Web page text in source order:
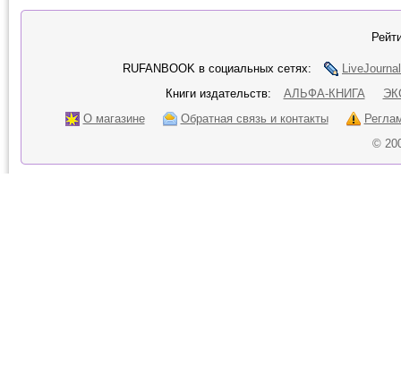
RUFANBOOK в социальных сетях:
LiveJournal
Книги издательств:
АЛЬФА-КНИГА
О магазине
Обратная связь и контакты
©